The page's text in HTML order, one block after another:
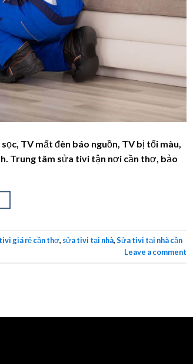
TV mất đèn báo nguồn, TV bị tối màu,
Trung tâm sửa tivi tận nơi cần thơ, bảo
giá rẻ cần thơ, sửa tivi tại nhà,Sửa tivi tại nhà cần
Leave a comment